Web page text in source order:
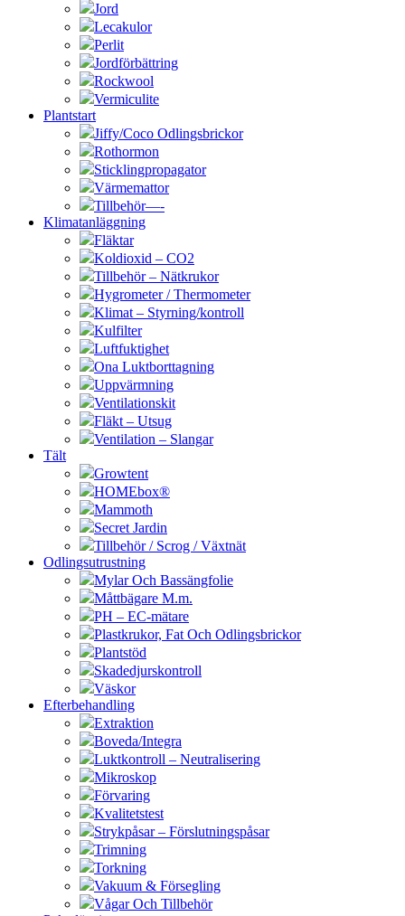
Jord
Lecakulor
Perlit
Jordförbättring
Rockwool
Vermiculite
Plantstart
Jiffy/Coco Odlingsbrickor
Rothormon
Sticklingpropagator
Värmemattor
Tillbehör—-
Klimatanläggning
Fläktar
Koldioxid – CO2
Tillbehör – Nätkrukor
Hygrometer / Thermometer
Klimat – Styrning/kontroll
Kulfilter
Luftfuktighet
Ona Luktborttagning
Uppvärmning
Ventilationskit
Fläkt – Utsug
Ventilation – Slangar
Tält
Growtent
HOMEbox®
Mammoth
Secret Jardin
Tillbehör / Scrog / Växtnät
Odlingsutrustning
Mylar Och Bassängfolie
Måttbägare M.m.
PH – EC-mätare
Plastkrukor, Fat Och Odlingsbrickor
Plantstöd
Skadedjurskontroll
Väskor
Efterbehandling
Extraktion
Boveda/Integra
Luktkontroll – Neutralisering
Mikroskop
Förvaring
Kvalitetstest
Strykpåsar – Förslutningspåsar
Trimning
Torkning
Vakuum & Försegling
Vågar Och Tillbehör